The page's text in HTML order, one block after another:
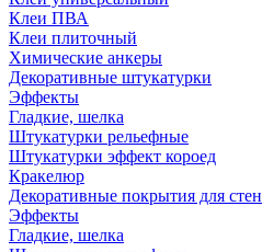
Клеи ПВА
Клеи плиточный
Химические анкеры
Декоративные штукатурки
Эффекты
Гладкие, шелка
Штукатурки рельефные
Штукатурки эффект короед
Кракелюр
Декоративные покрытия для стен
Эффекты
Гладкие, шелка